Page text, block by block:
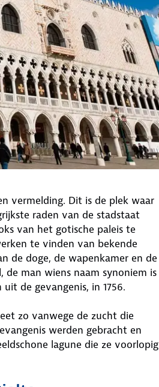
vermelding. Dit is de plek waar
raden van de stadstaat
van het gotische paleis te
te vinden van bekende
de doge, de wapenkamer en de
de man wiens naam synoniem is
de gevangenis, in 1756.
zo vanwege de zucht die
werden gebracht en
lagune die ze voorlopig